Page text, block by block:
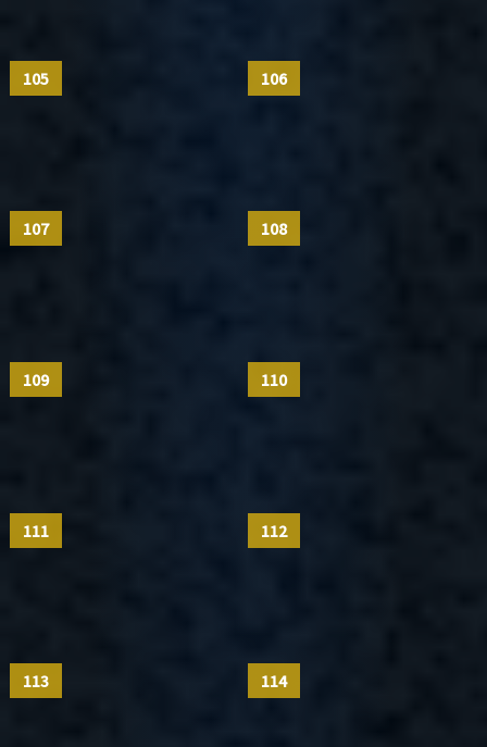
105 106
107 108
109 110
111 112
113 114